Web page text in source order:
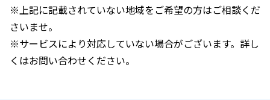
※上記に記載されていない地域をご希望の方はご相談くだ
さいませ。
※サービスにより対応していない場合がございます。詳し
くはお問い合わせください。